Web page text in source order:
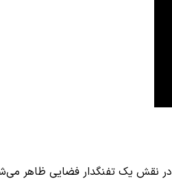
بازی در نقش یک تفنگدار فضایی